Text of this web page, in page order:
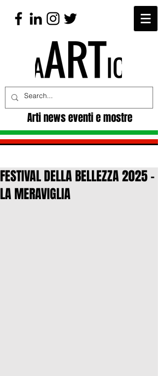
Arti news eventi e mostre
FESTIVAL DELLA BELLEZZA 2025 -
LA MERAVIGLIA